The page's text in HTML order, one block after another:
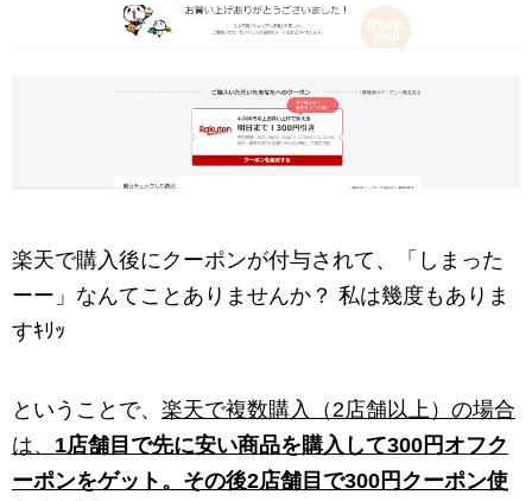
楽天で購入後にクーポンが付与されて、「しまった
ーー」なんてことありませんか？ 私は幾度もありま
すｷﾘｯ
ということで、 楽天で複数購入（2店舗以上）の場合
は、 1店舗目で先に安い商品を購入して300円オフク
ーポンをゲット。その後2店舗目で300円クーポン使